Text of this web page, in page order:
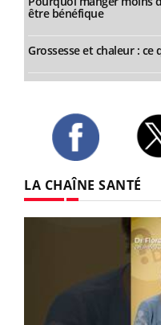
être bénéfique
Grossesse et chaleur : ce
LA CHAÎNE SANTÉ